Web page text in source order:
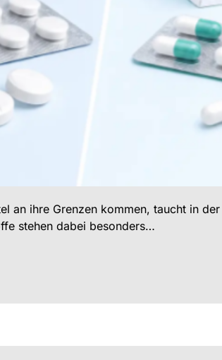
an ihre Grenzen kommen, taucht in
stehen dabei besonders…